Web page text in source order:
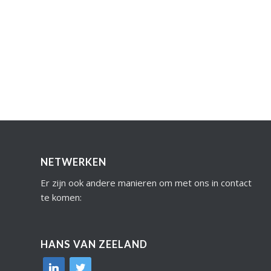
NETWERKEN
Er zijn ook andere manieren om met ons in contact
te komen:
HANS VAN ZEELAND
linkedin
twitter